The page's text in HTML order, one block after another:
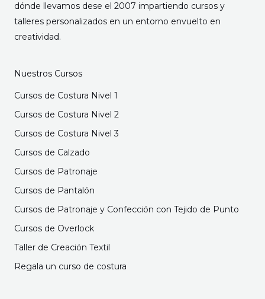
dónde llevamos dese el 2007 impartiendo cursos y
talleres personalizados en un entorno envuelto en
creatividad.
Nuestros Cursos
Cursos de Costura Nivel 1
Cursos de Costura Nivel 2
Cursos de Costura Nivel 3
Cursos de Calzado
Cursos de Patronaje
Cursos de Pantalón
Cursos de Patronaje y Confección con Tejido de Punto
Cursos de Overlock
Taller de Creación Textil
Regala un curso de costura